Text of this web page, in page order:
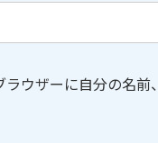
ウザーに自分の名前